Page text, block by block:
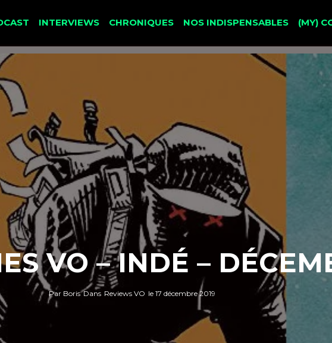
INTERVIEWS CHRONIQUES NOS INDISPENSABLES (MY)
VO – INDÉ –
Par Boris Dans Reviews VO le 17 décembre 2019